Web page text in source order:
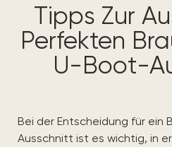
Tipps Zur
Perfekten
U-Boot-
Bei der Entscheidung für ein
Ausschnitt ist es wichtig, in